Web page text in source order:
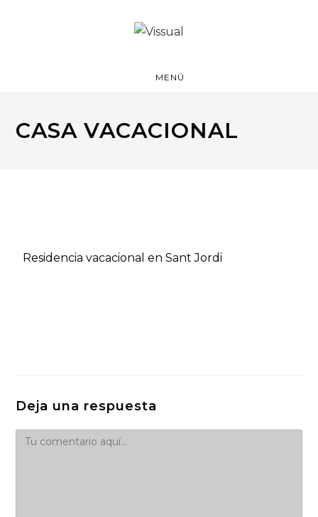
MENÚ
CASA VACACIONAL
Residencia vacacional en Sant Jordi
Deja una respuesta